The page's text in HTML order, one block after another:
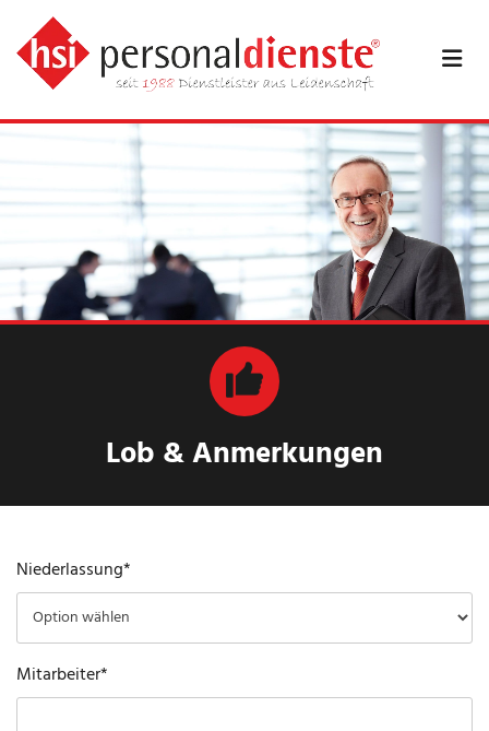
Zum Inhalt springen
Lob & Anmerkungen
Niederlassung*
Mitarbeiter*